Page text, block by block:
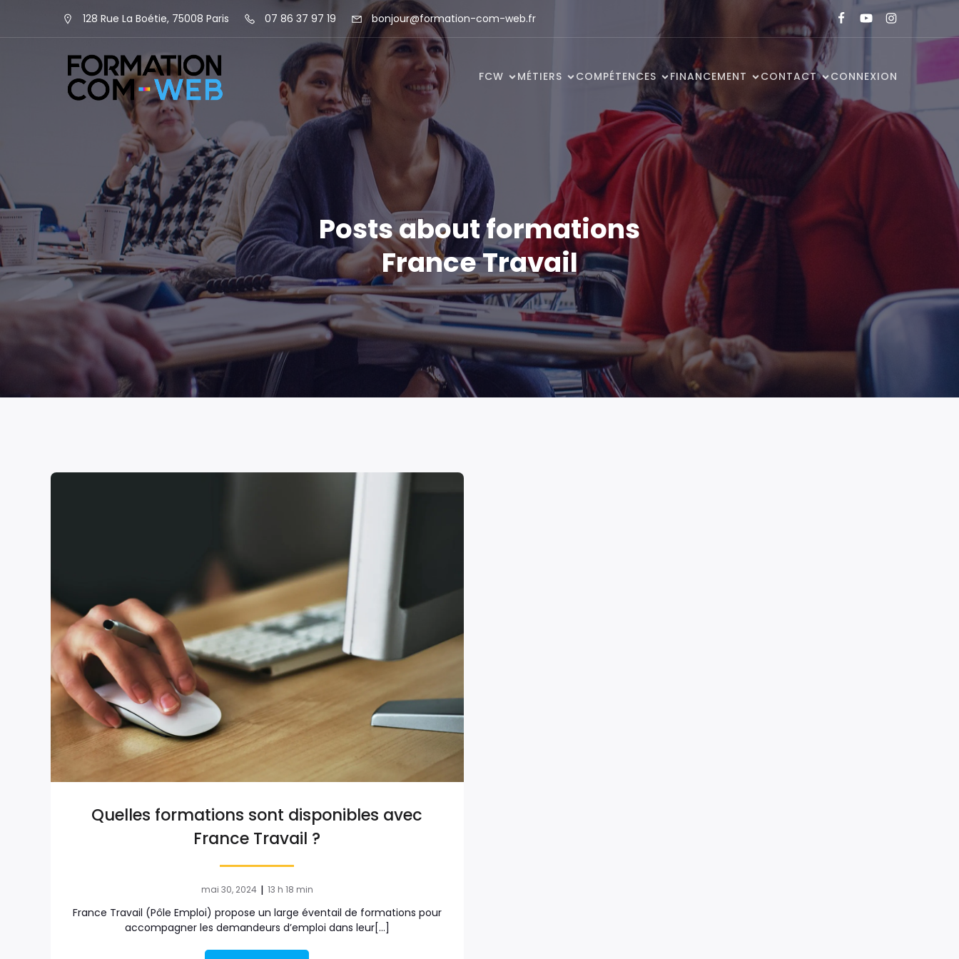
128 Rue La Boétie, 75008 Paris 07 86 37 97 19 bonjour@formation-com-web.fr
FCW MÉTIERS COMPÉTENCES FINANCEMENT CONTACT CONNEXION
Posts about formations
France Travail
Quelles formations sont disponibles avec
France Travail ?
mai 30, 2024 | 13 h 18 min
France Travail (Pôle Emploi) propose un large éventail de formations pour
accompagner les demandeurs d’emploi dans leur[…]